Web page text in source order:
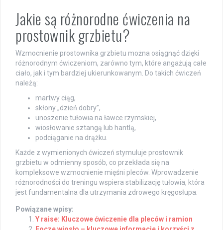
Jakie są różnorodne ćwiczenia na
prostownik grzbietu?
Wzmocnienie prostownika grzbietu można osiągnąć dzięki
różnorodnym ćwiczeniom, zarówno tym, które angażują całe
ciało, jak i tym bardziej ukierunkowanym. Do takich ćwiczeń
należą:
martwy ciąg,
skłony „dzień dobry”,
unoszenie tułowia na ławce rzymskiej,
wiosłowanie sztangą lub hantlą,
podciąganie na drążku.
Każde z wymienionych ćwiczeń stymuluje prostownik
grzbietu w odmienny sposób, co przekłada się na
kompleksowe wzmocnienie mięśni pleców. Wprowadzenie
różnorodności do treningu wspiera stabilizację tułowia, która
jest fundamentalna dla utrzymania zdrowego kręgosłupa.
Powiązane wpisy:
Y raise: Kluczowe ćwiczenie dla pleców i ramion